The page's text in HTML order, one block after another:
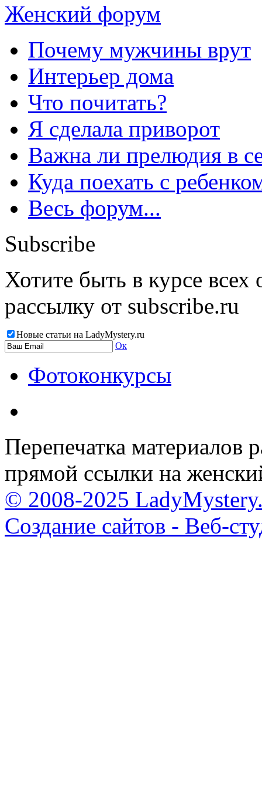
Женский форум
Почему мужчины врут
Интерьер дома
Что почитать?
Я сделала приворот
Важна ли прелюдия в
Куда поехать с
Весь форум...
Subscribe
Хотите быть в курсе
рассылку от subscribe.ru
Новые статьи на LadyMystery.ru
Ок
Фотоконкурсы
Перепечатка материалов
прямой ссылки на
© 2008-2025
Создание сайтов - Веб-